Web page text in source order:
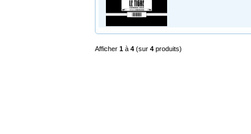
Afficher 1 à 4 (sur 4 produits)